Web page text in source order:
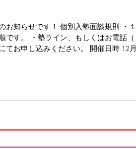
お知らせです！ 個別入塾面談規則 ・
です。 ・塾ライン、もしくはお電話（
てお申し込みください。 開催日時 12月